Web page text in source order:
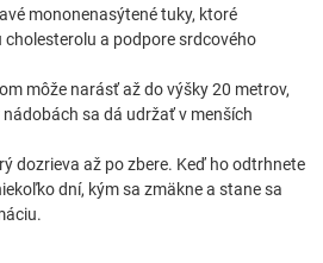
mononenasýtené tuky, ktoré
cholesterolu a podpore srdcového
môže narásť až do výšky 20 metrov,
sa dá udržať v menších
dozrieva až po zbere. Keď ho odtrhnete
dní, kým sa zmäkne a stane sa